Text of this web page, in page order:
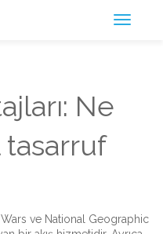
Ne
tasarruf
Wars ve National Geographic